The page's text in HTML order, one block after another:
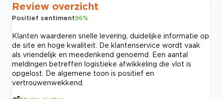
Review overzicht
Positief sentiment96%
Klanten waarderen snelle levering, duidelijke informatie op
de site en hoge kwaliteit. De klantenservice wordt vaak
als vriendelijk en meedenkend genoemd. Een aantal
meldingen betreffen logistieke afwikkeling die vlot is
opgelost. De algemene toon is positief en
vertrouwenwekkend.